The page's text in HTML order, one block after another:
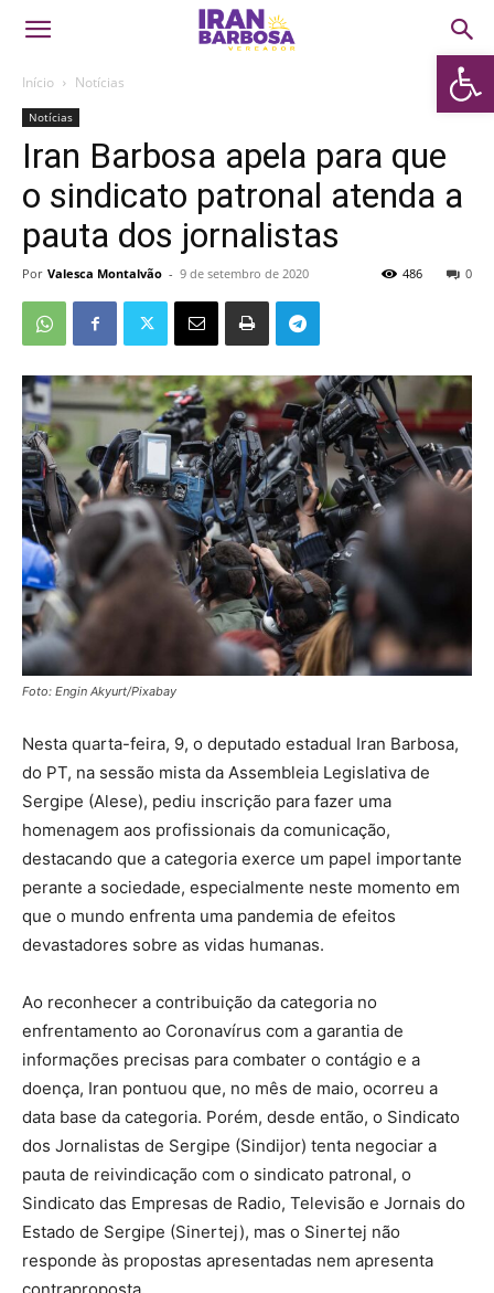
Abrir
Início Notícias
Notícias
Iran Barbosa apela para que
o sindicato patronal atenda a
pauta dos jornalistas
Por Valesca Montalvão - 9 de setembro de 2020 0
486
Foto: Engin Akyurt/Pixabay
Nesta quarta-feira, 9, o deputado estadual Iran Barbosa,
do PT, na sessão mista da Assembleia Legislativa de
Sergipe (Alese), pediu inscrição para fazer uma
homenagem aos profissionais da comunicação,
destacando que a categoria exerce um papel importante
perante a sociedade, especialmente neste momento em
que o mundo enfrenta uma pandemia de efeitos
devastadores sobre as vidas humanas.
Ao reconhecer a contribuição da categoria no
enfrentamento ao Coronavírus com a garantia de
informações precisas para combater o contágio e a
doença, Iran pontuou que, no mês de maio, ocorreu a
data base da categoria. Porém, desde então, o Sindicato
dos Jornalistas de Sergipe (Sindijor) tenta negociar a
pauta de reivindicação com o sindicato patronal, o
Sindicato das Empresas de Radio, Televisão e Jornais do
Estado de Sergipe (Sinertej), mas o Sinertej não
responde às propostas apresentadas nem apresenta